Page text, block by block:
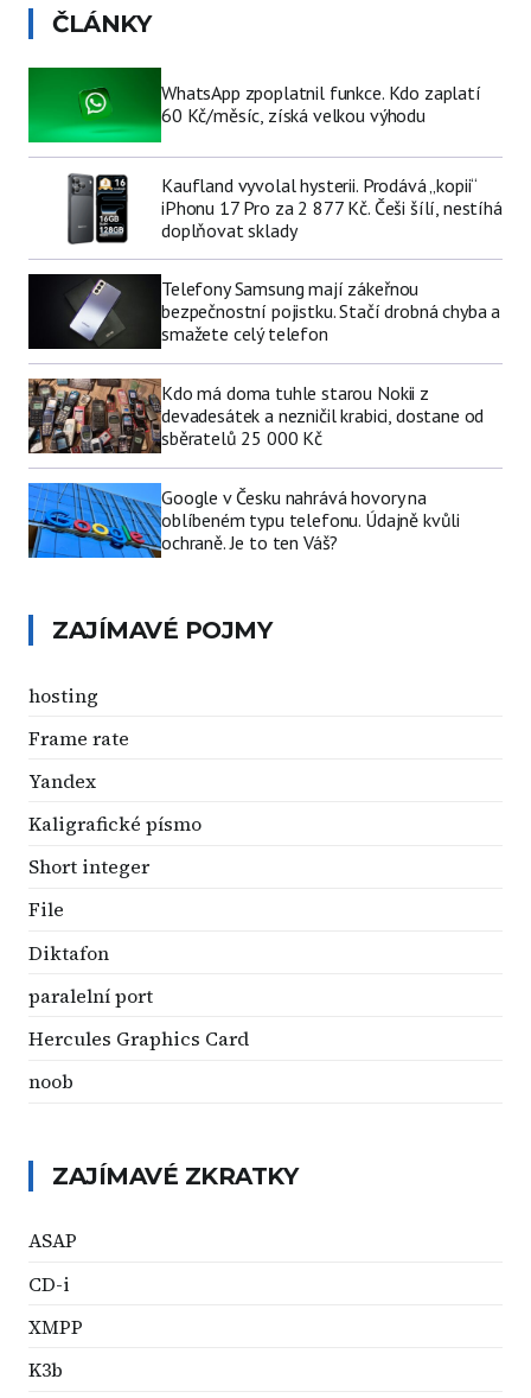
ČLÁNKY
WhatsApp zpoplatnil funkce. Kdo zaplatí
60 Kč/měsíc, získá velkou výhodu
Kaufland vyvolal hysterii. Prodává „kopii“
iPhonu 17 Pro za 2 877 Kč. Češi šílí, nestíhá
doplňovat sklady
Telefony Samsung mají zákeřnou
bezpečnostní pojistku. Stačí drobná chyba a
smažete celý telefon
Kdo má doma tuhle starou Nokii z
devadesátek a nezničil krabici, dostane od
sběratelů 25 000 Kč
Google v Česku nahrává hovory na
oblíbeném typu telefonu. Údajně kvůli
ochraně. Je to ten Váš?
ZAJÍMAVÉ POJMY
hosting
Frame rate
Yandex
Kaligrafické písmo
Short integer
File
Diktafon
paralelní port
Hercules Graphics Card
noob
ZAJÍMAVÉ ZKRATKY
ASAP
CD-i
XMPP
K3b